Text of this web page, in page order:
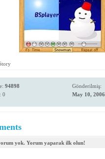
94898
0
Gönderilmiş:
May 10, 2006
yok. Yorum yaparak ilk olun!